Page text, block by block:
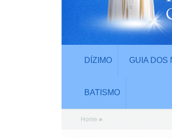
DÍZIMO GUIA DOS
BATISMO
Home »